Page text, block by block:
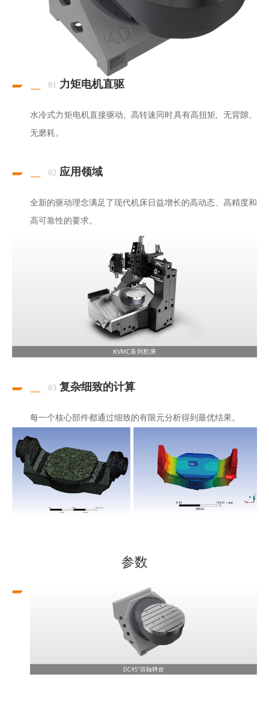
01 力矩电机直驱
水冷式力矩电机直接驱动, 高转速同时具有高扭矩, 无背隙、
无磨耗。
02 应用领域
全新的驱动理念满足了现代机床日益增长的高动态、高精度和
高可靠性的要求。
03 复杂细致的计算
每一个核心部件都通过细致的有限元分析得到最优结果。
参数